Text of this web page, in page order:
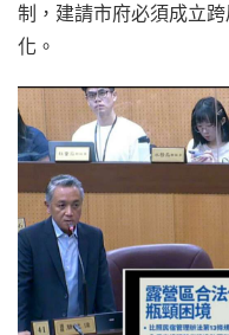
制，建請市府必須成立
化。